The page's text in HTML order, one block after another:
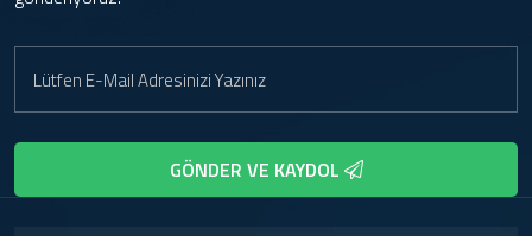
GÖNDER VE KAYDOL